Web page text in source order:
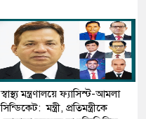
স্বাস্থ্য মন্ত্রণালয়ে ফ্যাসিস্ট-আমলা
সিন্ডিকেট: মন্ত্রী, প্রতিমন্ত্রীকে